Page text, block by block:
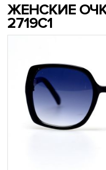
ЖЕНСКИЕ
2719C1